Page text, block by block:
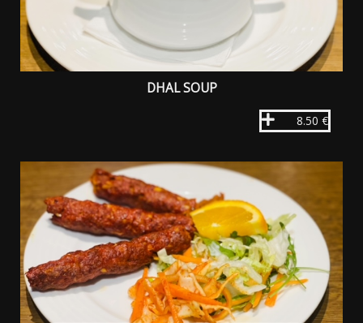
DHAL SOUP
8.50 €